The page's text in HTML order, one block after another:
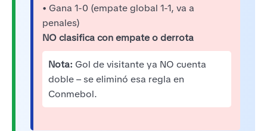
• Gana 1-0 (empate global 1-1, va a
penales)
NO clasifica con empate o derrota
Nota: Gol de visitante ya NO cuenta
doble – se eliminó esa regla en
Conmebol.